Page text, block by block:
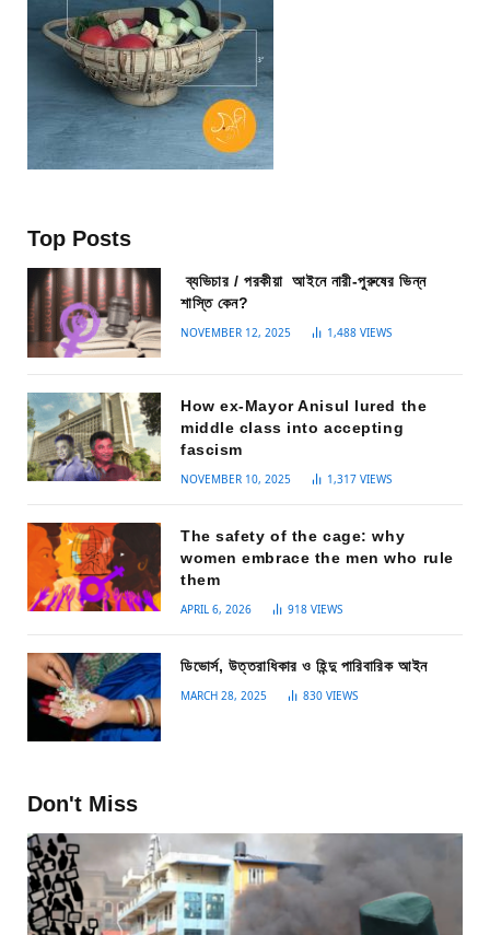
Top Posts
ব্যভিচার / পরকীয়া আইনে নারী-পুরুষের ভিন্ন
শাস্তি কেন?
NOVEMBER 12, 2025 1,488 VIEWS
How ex-Mayor Anisul lured the
middle class into accepting
fascism
NOVEMBER 10, 2025 1,317 VIEWS
The safety of the cage: why
women embrace the men who rule
them
APRIL 6, 2026 918 VIEWS
ডিভোর্স, উত্তরাধিকার ও হিন্দু পারিবারিক আইন
MARCH 28, 2025 830 VIEWS
Don't Miss